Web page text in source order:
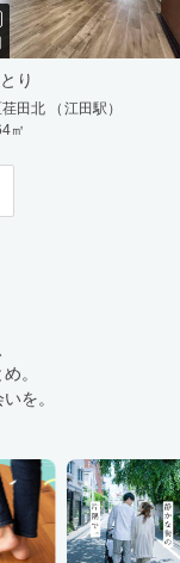
り
田北 （江田駅）
㎡
。
を。